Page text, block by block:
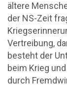
ältere
der NS-Zeit
Vertreibung,
besteht der
beim Krieg
durch